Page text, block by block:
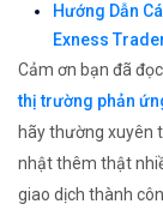
Hướng Dẫn
Exness
Cảm ơn bạn đã
thị trường phản
hãy thường xuyên
nhật thêm thật
giao dịch thành